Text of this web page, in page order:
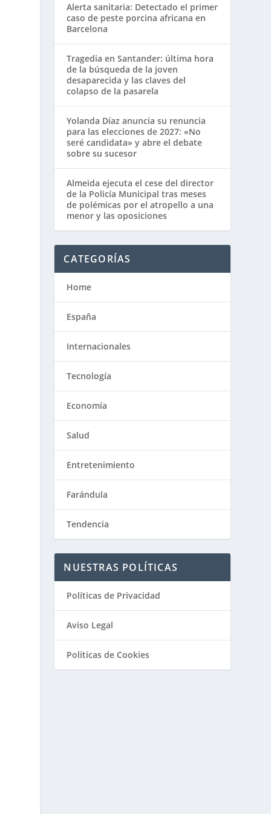
Alerta sanitaria: Detectado el primer
caso de peste porcina africana en
Barcelona
Tragedia en Santander: última hora
de la búsqueda de la joven
desaparecida y las claves del
colapso de la pasarela
Yolanda Díaz anuncia su renuncia
para las elecciones de 2027: «No
seré candidata» y abre el debate
sobre su sucesor
Almeida ejecuta el cese del director
de la Policía Municipal tras meses
de polémicas por el atropello a una
menor y las oposiciones
CATEGORÍAS
Home
España
Internacionales
Tecnología
Economía
Salud
Entretenimiento
Farándula
Tendencia
NUESTRAS POLÍTICAS
Políticas de Privacidad
Aviso Legal
Políticas de Cookies